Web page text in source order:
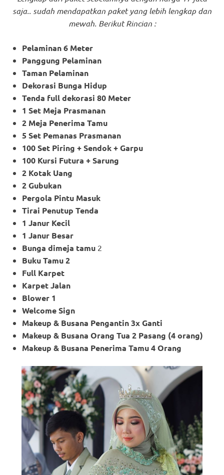
saja.. sudah mendapatkan paket yang lebih lengkap dan
mewah. Berikut Rincian :
Pelaminan 6 Meter
Panggung Pelaminan
Taman Pelaminan
Dekorasi Bunga Hidup
Tenda full dekorasi 80 Meter
1 Set Meja Prasmanan
2 Meja Penerima Tamu
5 Set Pemanas Prasmanan
100 Set Piring + Sendok + Garpu
100 Kursi Futura + Sarung
2 Kotak Uang
2 Gubukan
Pergola Pintu Masuk
Tirai Penutup Tenda
1 Janur Kecil
1 Janur Besar
Bunga dimeja tamu 2
Buku Tamu 2
Full Karpet
Karpet Jalan
Blower 1
Welcome Sign
Makeup & Busana Pengantin 3x Ganti
Makeup & Busana Orang Tua 2 Pasang (4 orang)
Makeup & Busana Penerima Tamu 4 Orang